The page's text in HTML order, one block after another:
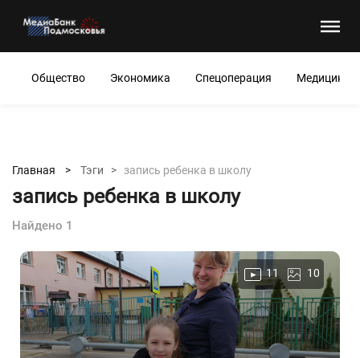
Общество Экономика Спецоперация Медицина
Главная > Тэги > запись ребенка в школу
запись ребенка в школу
Найдено 1
11 10